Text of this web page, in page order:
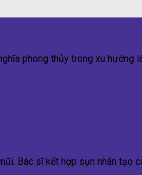
phong thủy trong xu hướng
Bác sĩ kết hợp sụn nhân tạo